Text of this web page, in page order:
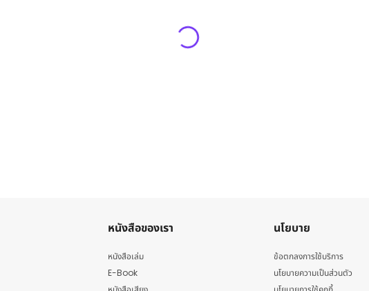
หนังสือของเรา
หนังสือเล่ม
E-Book
นโยบาย
ข้อตกลงการใช้บริการ
นโยบายความเป็นส่วนตัว